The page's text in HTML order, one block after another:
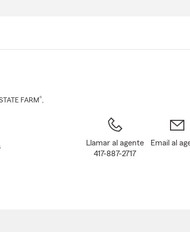
FARM®,
Llamar al agente
417-887-2717
Email al